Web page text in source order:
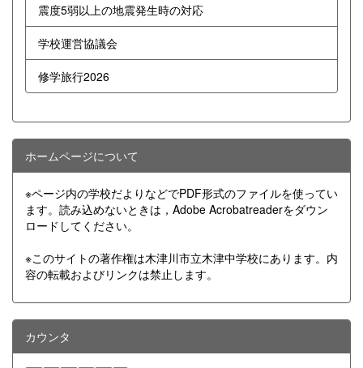
震度5弱以上の地震発生時の対応
学校運営協議会
修学旅行2026
ホームページについて
※ページ内の学校だよりなどでPDF形式のファイルを使ってい
ます。読み込めないときは，Adobe Acrobatreaderをダウン
ロードしてください。
※このサイトの著作権は木津川市立木津中学校にあります。内
容の転載およびリンクは禁止します。
カウンタ